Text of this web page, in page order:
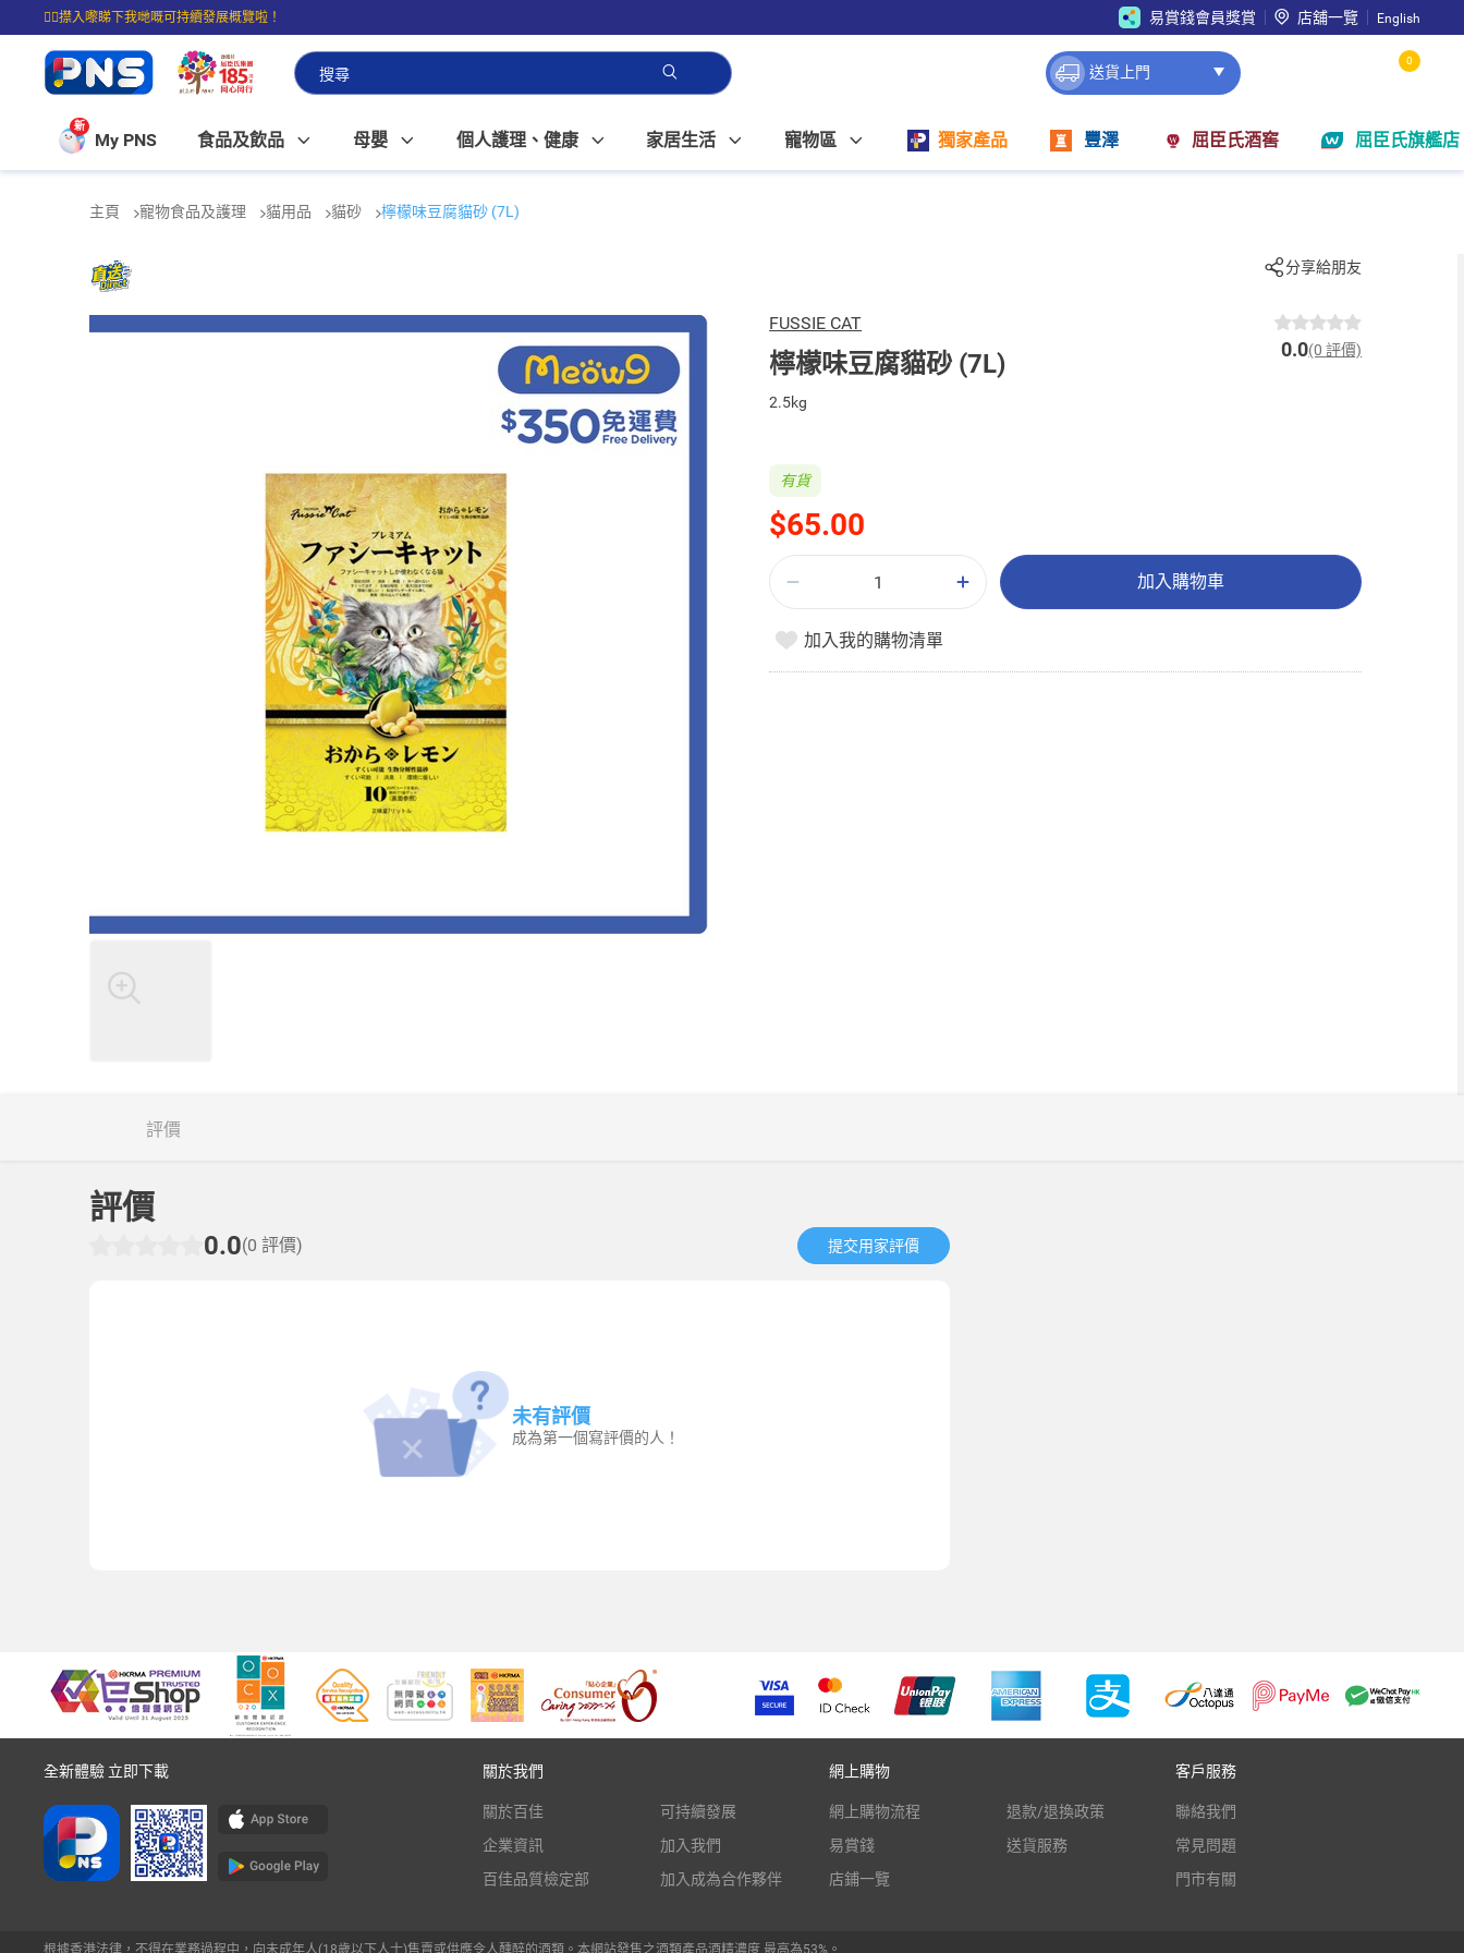
☝🏼㩒入嚟睇下我哋嘅可持續發展概覽啦！
⭐購物滿$399即享免費送貨；滿$100即可免費店取。
易賞錢會員獎賞 店舖一覽 English
送貨上門
0
新
My PNS 食品及飲品 母嬰 個人護理、健康 家居生活 寵物區 獨家產品 豐澤 屈臣氏酒窖 屈臣氏旗艦店
主頁 寵物食品及護理 貓用品 貓砂 檸檬味豆腐貓砂 (7L)
分享給朋友
FUSSIE CAT
檸檬味豆腐貓砂 (7L) 0.0(0 評價)
2.5kg
$65.00
有貨
加入購物車
加入我的購物清單
評價
評價
0.0(0 評價) 提交用家評價​
未有評價
成為第一個寫評價的人！
全新體驗 立即下載 關於我們
關於百佳
企業資訊
百佳品質檢定部
可持續發展
加入我們
加入成為合作夥伴
網上購物
網上購物流程
易賞錢
店鋪一覽
退款/退換政策
送貨服務
客戶服務
聯絡我們
常見問題
門市有關
根據香港法律，不得在業務過程中，向未成年人(18歲以下人士)售賣或供應令人醺醉的酒類。本網站發售之酒類產品酒精濃度 最高為53%。